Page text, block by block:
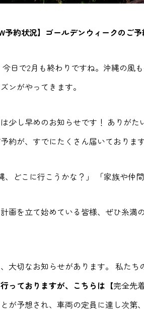
予約状況】ゴールデンウィークのご
日で2月も終わりですね。沖縄の風
ンがやってきます。
少し早めのお知らせです！ ありがた
約が、すでにたくさん届いております
、どこに行こうかな？」 「家族や仲
画を立て始めている皆様、ぜひ糸満
大切なお知らせがあります。 私た
っておりますが、こちらは 【完全
が予想され、車両の定員に達し次第